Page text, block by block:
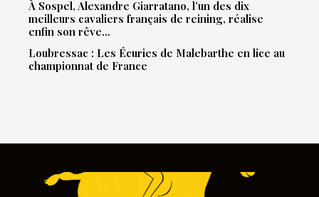
À Sospel, Alexandre Giarratano, l’un des dix
meilleurs cavaliers français de reining, réalise
enfin son rêve…
Loubressac : Les Écuries de Malebarthe en lice au
championnat de France